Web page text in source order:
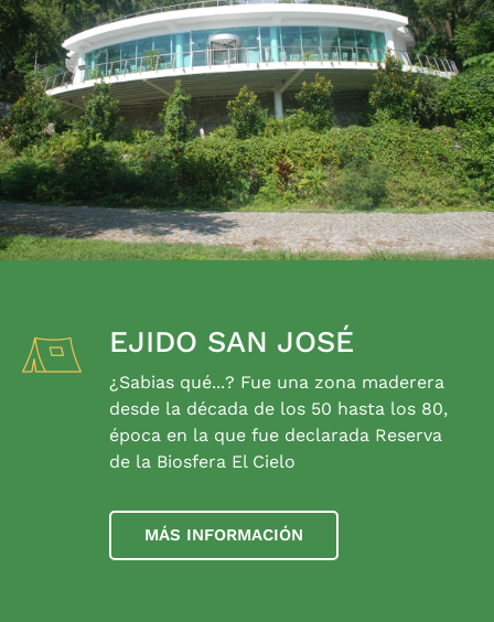
EJIDO SAN JOSÉ
¿Sabias qué...? Fue una zona maderera
desde la década de los 50 hasta los 80,
época en la que fue declarada Reserva
de la Biosfera El Cielo
MÁS INFORMACIÓN